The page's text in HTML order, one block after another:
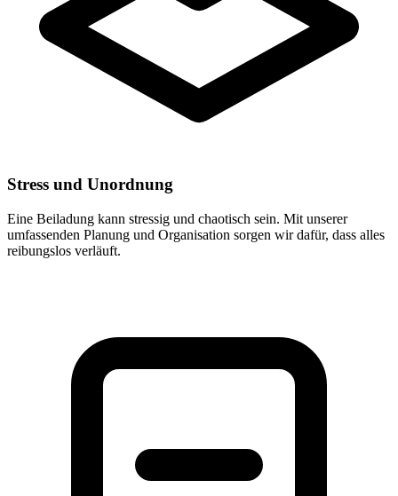
Stress und Unordnung
Eine Beiladung kann stressig und chaotisch sein. Mit unserer
umfassenden Planung und Organisation sorgen wir dafür, dass alles
reibungslos verläuft.